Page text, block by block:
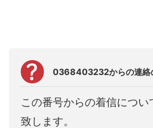
0368403232からの連絡
この番号からの着信につ
致します。